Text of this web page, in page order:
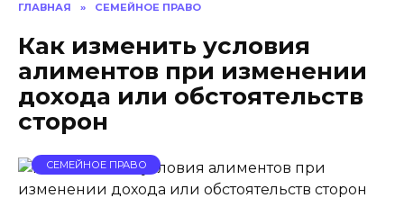
ГЛАВНАЯ » СЕМЕЙНОЕ ПРАВО
Как изменить условия
алиментов при изменении
дохода или обстоятельств
сторон
СЕМЕЙНОЕ ПРАВО